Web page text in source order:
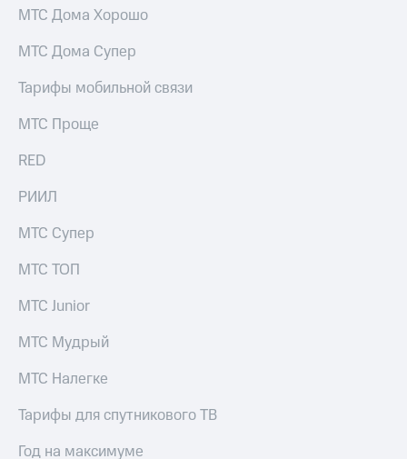
Программа
приобретения
Порядок
выкупа
акций
Дивиденды
облигаций
погашении
облигаций
Реквизиты
Контакты
развитие
На главную
МТС Дома Хорошо
МТС Дома Супер
Тарифы мобильной связи
МТС Проще
RED
РИИЛ
МТС Супер
МТС ТОП
МТС Junior
МТС Мудрый
МТС Налегке
Тарифы для спутникового ТВ
Год на максимуме